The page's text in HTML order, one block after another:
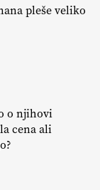
pleše veliko
o njihovi
cena ali